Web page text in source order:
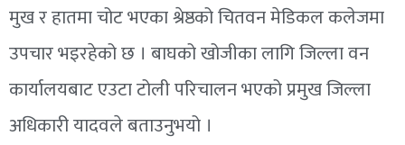
मुख र हातमा चोट भएका श्रेष्ठको चितवन मेडिकल कलेजमा
उपचार भइरहेको छ । बाघको खोजीका लागि जिल्ला वन
कार्यालयबाट एउटा टोली परिचालन भएको प्रमुख जिल्ला
अधिकारी यादवले बताउनुभयो ।